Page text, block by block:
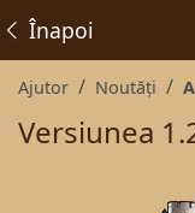
Înapoi
Ajutor Noutăți
Versiunea